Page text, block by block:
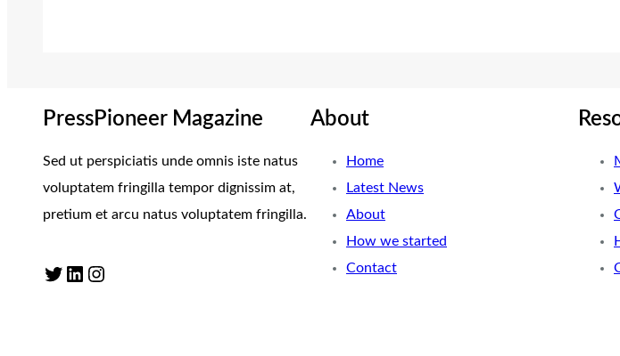
PressPioneer Magazine
Sed ut perspiciatis unde omnis iste natus
voluptatem fringilla tempor dignissim at,
pretium et arcu natus voluptatem fringilla.
Twitter LinkedIn Instagram
About
Home
Latest News
About
How we started
Contact